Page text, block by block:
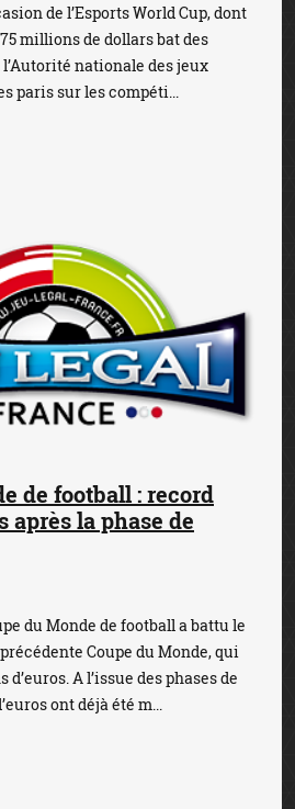
de l’Esports World Cup, dont
millions de dollars bat des
l’Autorité nationale des jeux
paris sur les compéti...
de football : record
après la phase de
du Monde de football a battu le
Coupe du Monde, qui
A l’issue des phases de
ont déjà été m...